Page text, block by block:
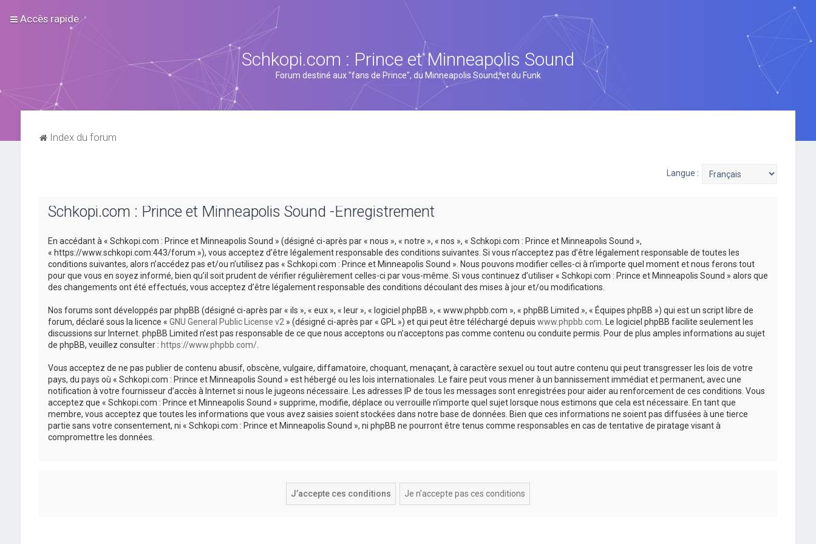
Accès rapide
Schkopi.com : Prince et Minneapolis Sound
Forum destiné aux "fans de Prince", du Minneapolis Sound, et du Funk
Index du forum
Langue :
Schkopi.com : Prince et Minneapolis Sound -Enregistrement
En accédant à « Schkopi.com : Prince et Minneapolis Sound » (désigné ci-après par « nous », « notre », « nos », « Schkopi.com : Prince et Minneapolis Sound »,
« https://www.schkopi.com:443/forum »), vous acceptez d’être légalement responsable des conditions suivantes. Si vous n’acceptez pas d’être légalement responsable de toutes les
conditions suivantes, alors n’accédez pas et/ou n’utilisez pas « Schkopi.com : Prince et Minneapolis Sound ». Nous pouvons modifier celles-ci à n’importe quel moment et nous ferons tout
pour que vous en soyez informé, bien qu’il soit prudent de vérifier régulièrement celles-ci par vous-même. Si vous continuez d’utiliser « Schkopi.com : Prince et Minneapolis Sound » alors que
des changements ont été effectués, vous acceptez d’être légalement responsable des conditions découlant des mises à jour et/ou modifications.
Nos forums sont développés par phpBB (désigné ci-après par « ils », « eux », « leur », « logiciel phpBB », « www.phpbb.com », « phpBB Limited », « Équipes phpBB ») qui est un script libre de
forum, déclaré sous la licence « GNU General Public License v2 » (désigné ci-après par « GPL ») et qui peut être téléchargé depuis www.phpbb.com . Le logiciel phpBB facilite seulement les
discussions sur Internet. phpBB Limited n’est pas responsable de ce que nous acceptons ou n’acceptons pas comme contenu ou conduite permis. Pour de plus amples informations au sujet
de phpBB, veuillez consulter : https://www.phpbb.com/.
Vous acceptez de ne pas publier de contenu abusif, obscène, vulgaire, diffamatoire, choquant, menaçant, à caractère sexuel ou tout autre contenu qui peut transgresser les lois de votre
pays, du pays où « Schkopi.com : Prince et Minneapolis Sound » est hébergé ou les lois internationales. Le faire peut vous mener à un bannissement immédiat et permanent, avec une
notification à votre fournisseur d’accès à Internet si nous le jugeons nécessaire. Les adresses IP de tous les messages sont enregistrées pour aider au renforcement de ces conditions. Vous
acceptez que « Schkopi.com : Prince et Minneapolis Sound » supprime, modifie, déplace ou verrouille n’importe quel sujet lorsque nous estimons que cela est nécessaire. En tant que
membre, vous acceptez que toutes les informations que vous avez saisies soient stockées dans notre base de données. Bien que ces informations ne soient pas diffusées à une tierce
partie sans votre consentement, ni « Schkopi.com : Prince et Minneapolis Sound », ni phpBB ne pourront être tenus comme responsables en cas de tentative de piratage visant à
compromettre les données.